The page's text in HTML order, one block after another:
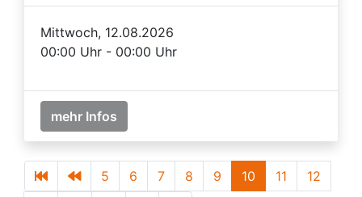
Mittwoch, 12.08.2026
00:00 Uhr - 00:00 Uhr
mehr Infos
5 6 7 8 9 10 11
12